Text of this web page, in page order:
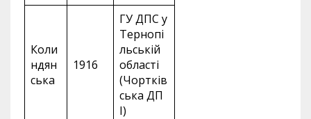
Коли
ндян
ська
1916
ГУ ДПС у
Тернопі
льській
області
(Чортків
ська ДП
І)